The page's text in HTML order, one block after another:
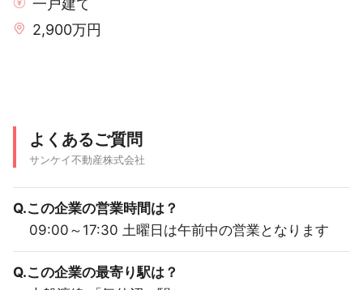
一戸建て
2,900万円
よくあるご質問
サンケイ不動産株式会社
Q.この企業の営業時間は？
09:00～17:30 土曜日は午前中の営業となります
Q.この企業の最寄り駅は？